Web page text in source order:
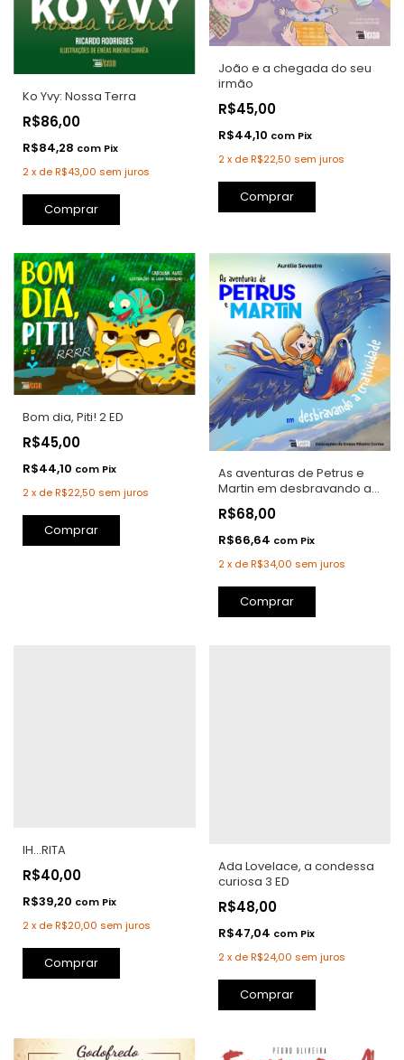
Ko Yvy: Nossa Terra
R$86,00
R$84,28 com Pix
2x deR$43,00 sem juros
João e a chegada do seu
irmão
R$45,00
R$44,10 com Pix
2 x deR$22,50 sem juros
Bom dia, Piti! 2 ED
R$45,00
R$44,10 com Pix
2x deR$22,50 sem juros
Comprar
As aventuras de Petrus e
Martin em desbravando a
criatividade
R$68,00
R$66,64 com Pix
2 x deR$34,00 sem juros
IH...RITA
R$40,00
R$39,20 com Pix
2x deR$20,00 sem juros
Ada Lovelace, a condessa
curiosa 3 ED
R$48,00
R$47,04 com Pix
2 x deR$24,00 sem juros